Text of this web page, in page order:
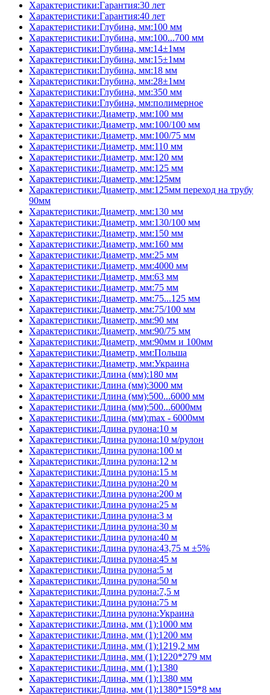
Характеристики:Гарантия:30 лет
Характеристики:Гарантия:40 лет
Характеристики:Глубина, мм:100 мм
Характеристики:Глубина, мм:100...700 мм
Характеристики:Глубина, мм:14±1мм
Характеристики:Глубина, мм:15±1мм
Характеристики:Глубина, мм:18 мм
Характеристики:Глубина, мм:28±1мм
Характеристики:Глубина, мм:350 мм
Характеристики:Глубина, мм:полимерное
Характеристики:Диаметр, мм:100 мм
Характеристики:Диаметр, мм:100/100 мм
Характеристики:Диаметр, мм:100/75 мм
Характеристики:Диаметр, мм:110 мм
Характеристики:Диаметр, мм:120 мм
Характеристики:Диаметр, мм:125 мм
Характеристики:Диаметр, мм:125мм
Характеристики:Диаметр, мм:125мм переход на трубу
90мм
Характеристики:Диаметр, мм:130 мм
Характеристики:Диаметр, мм:130/100 мм
Характеристики:Диаметр, мм:150 мм
Характеристики:Диаметр, мм:160 мм
Характеристики:Диаметр, мм:25 мм
Характеристики:Диаметр, мм:4000 мм
Характеристики:Диаметр, мм:63 мм
Характеристики:Диаметр, мм:75 мм
Характеристики:Диаметр, мм:75...125 мм
Характеристики:Диаметр, мм:75/100 мм
Характеристики:Диаметр, мм:90 мм
Характеристики:Диаметр, мм:90/75 мм
Характеристики:Диаметр, мм:90мм и 100мм
Характеристики:Диаметр, мм:Польша
Характеристики:Диаметр, мм:Украина
Характеристики:Длина (мм):180 мм
Характеристики:Длина (мм):3000 мм
Характеристики:Длина (мм):500...6000 мм
Характеристики:Длина (мм):500...6000мм
Характеристики:Длина (мм):max - 6000мм
Характеристики:Длина рулона:10 м
Характеристики:Длина рулона:10 м/рулон
Характеристики:Длина рулона:100 м
Характеристики:Длина рулона:12 м
Характеристики:Длина рулона:15 м
Характеристики:Длина рулона:20 м
Характеристики:Длина рулона:200 м
Характеристики:Длина рулона:25 м
Характеристики:Длина рулона:3 м
Характеристики:Длина рулона:30 м
Характеристики:Длина рулона:40 м
Характеристики:Длина рулона:43,75 м ±5%
Характеристики:Длина рулона:45 м
Характеристики:Длина рулона:5 м
Характеристики:Длина рулона:50 м
Характеристики:Длина рулона:7,5 м
Характеристики:Длина рулона:75 м
Характеристики:Длина рулона:Украина
Характеристики:Длина, мм (1):1000 мм
Характеристики:Длина, мм (1):1200 мм
Характеристики:Длина, мм (1):1219,2 мм
Характеристики:Длина, мм (1):1220*279 мм
Характеристики:Длина, мм (1):1380
Характеристики:Длина, мм (1):1380 мм
Характеристики:Длина, мм (1):1380*159*8 мм